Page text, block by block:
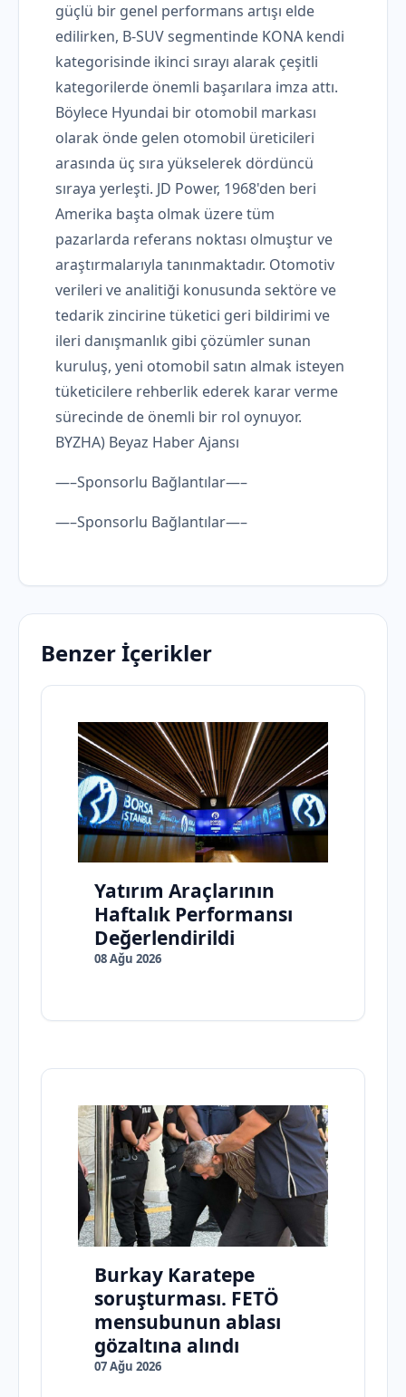
güçlü bir genel performans artışı elde
edilirken, B-SUV segmentinde KONA kendi
kategorisinde ikinci sırayı alarak çeşitli
kategorilerde önemli başarılara imza attı.
Böylece Hyundai bir otomobil markası
olarak önde gelen otomobil üreticileri
arasında üç sıra yükselerek dördüncü
sıraya yerleşti. JD Power, 1968'den beri
Amerika başta olmak üzere tüm
pazarlarda referans noktası olmuştur ve
araştırmalarıyla tanınmaktadır. Otomotiv
verileri ve analitiği konusunda sektöre ve
tedarik zincirine tüketici geri bildirimi ve
ileri danışmanlık gibi çözümler sunan
kuruluş, yeni otomobil satın almak isteyen
tüketicilere rehberlik ederek karar verme
sürecinde de önemli bir rol oynuyor.
BYZHA) Beyaz Haber Ajansı
—–Sponsorlu Bağlantılar—–
—–Sponsorlu Bağlantılar—–
Benzer İçerikler
Yatırım Araçlarının
Haftalık Performansı
Değerlendirildi
08 Ağu 2026
Burkay Karatepe
soruşturması. FETÖ
mensubunun ablası
gözaltına alındı
07 Ağu 2026